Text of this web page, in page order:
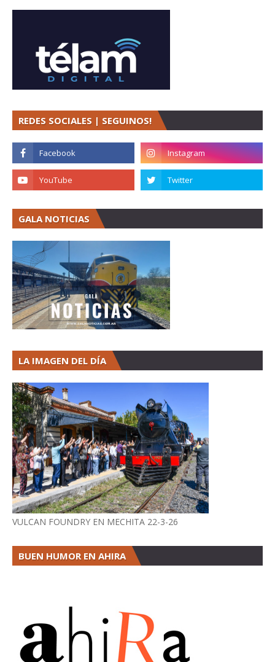
REDES SOCIALES | SEGUINOS!
GALA NOTICIAS
LA IMAGEN DEL DÍA
VULCAN FOUNDRY EN MECHITA 22-3-26
BUEN HUMOR EN AHIRA